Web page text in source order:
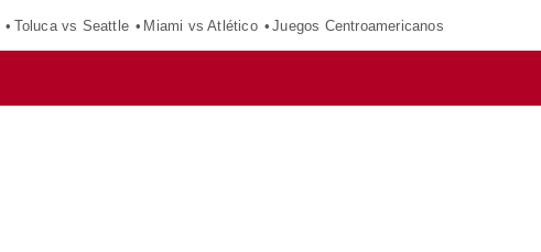
Toluca vs Seattle Miami vs Atlético Juegos Centroamericanos